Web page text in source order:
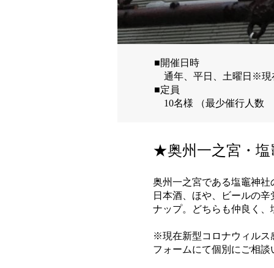
■開催日時
通年、平日、土曜日※現
■定員
10名様 （最少催行人数
★奥州一之宮・
奥州一之宮である塩竈神
日本酒、ほや、ビールの
ナップ。どちらも仲良く
※現在新型コロナウィルス
フォームにて個別にご相